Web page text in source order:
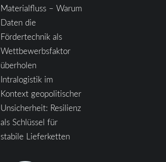
Materialfluss – Warum
Daten die
Fördertechnik als
Wettbewerbsfaktor
überholen
Intralogistik im
Kontext geopolitischer
Unsicherheit: Resilienz
als Schlüssel für
stabile Lieferketten